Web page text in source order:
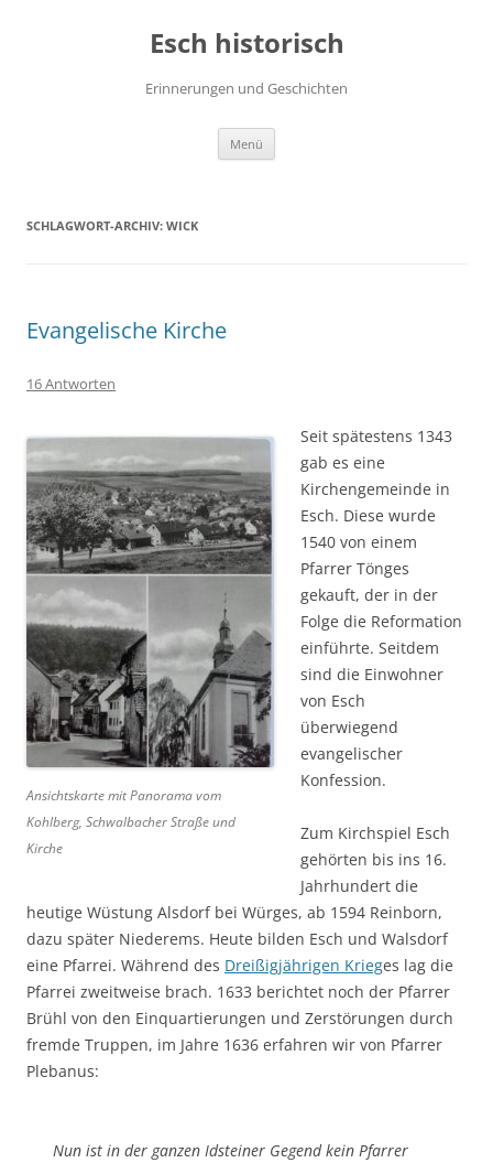
Esch historisch
Erinnerungen und Geschichten
Menü
SCHLAGWORT-ARCHIV: WICK
Evangelische Kirche
16 Antworten
Ansichtskarte mit Panorama vom
Kohlberg, Schwalbacher Straße und
Kirche
Seit spätestens 1343
gab es eine
Kirchengemeinde in
Esch. Diese wurde
1540 von einem
Pfarrer Tönges
gekauft, der in der
Folge die Reformation
einführte. Seitdem
sind die Einwohner
von Esch
überwiegend
evangelischer
Konfession.
Zum Kirchspiel Esch
gehörten bis ins 16.
Jahrhundert die
heutige Wüstung Alsdorf bei Würges, ab 1594 Reinborn,
dazu später Niederems. Heute bilden Esch und Walsdorf
eine Pfarrei. Während des Dreißigjährigen Krieges lag die
Pfarrei zweitweise brach. 1633 berichtet noch der Pfarrer
Brühl von den Einquartierungen und Zerstörungen durch
fremde Truppen, im Jahre 1636 erfahren wir von Pfarrer
Plebanus:
Nun ist in der ganzen Idsteiner Gegend kein Pfarrer